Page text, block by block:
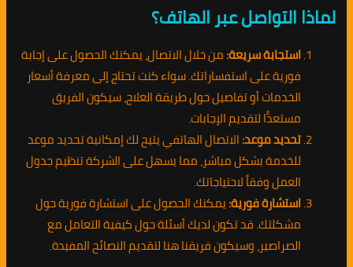
لماذا التواصل عبر الهاتف؟
استجابة سريعة:من خلال الاتصال، يمكنك الحصول على إجابة
فورية على استفساراتك. سواء كنت تحتاج إلى معرفة أسعار
الخدمات أو تفاصيل حول طريقة العلاج، سيكون الفريق
مستعدًّا لتقديم الإجابات.
تحديد موعد:الاتصال الهاتفي يتيح لك إمكانية تحديد موعد
للخدمة بشكل مباشر، مما يسهل على الشركة تنظيم جدول
العمل وفقاً لاحتياجاتك.
استشارة فورية:يمكنك الحصول على استشارة فورية حول
مشكلتك. قد تكون لديك أسئلة حول كيفية التعامل مع
الصراصير، وسيكون فريقنا هنا لتقديم النصائح المفيدة.